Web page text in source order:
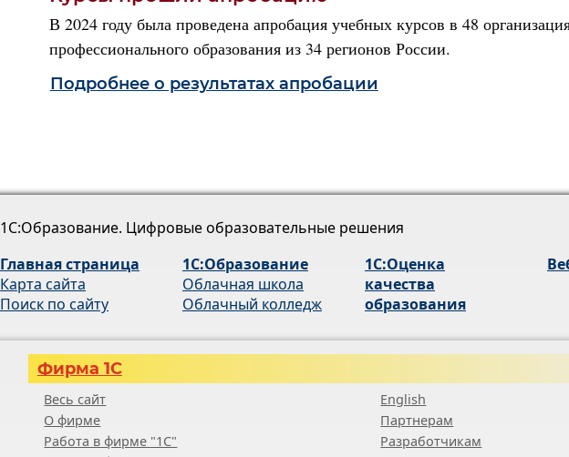
В 2024 году была проведена апробация учебных курсов в 48
профессионального образования из 34 регионов России.
Подробнее о результатах апробации
1С:Образование. Цифровые образовательные решения
Главная страница
Карта сайта
Поиск по сайту
1С:Образование
Облачная школа
Облачный колледж
1С:Оценка
качества
образования
Фирма 1С
Весь сайт
О фирме
Работа в фирме "1С"
English
Партнерам
Разработчикам